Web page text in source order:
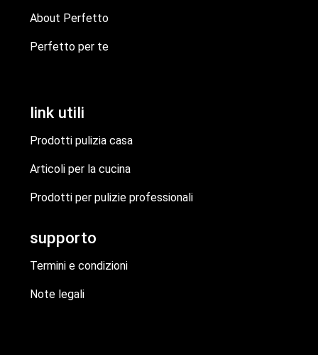
About Perfetto
Perfetto per te
link utili
Prodotti pulizia casa
Articoli per la cucina
Prodotti per pulizie professionali
supporto
Termini e condizioni
Note legali